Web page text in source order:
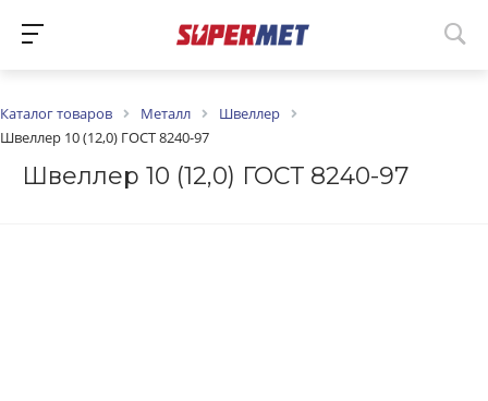
Каталог товаров Металл
Швеллер
Швеллер 10 (12,0) ГОСТ 8240-97
Швеллер 10 (12,0) ГОСТ 8240-97